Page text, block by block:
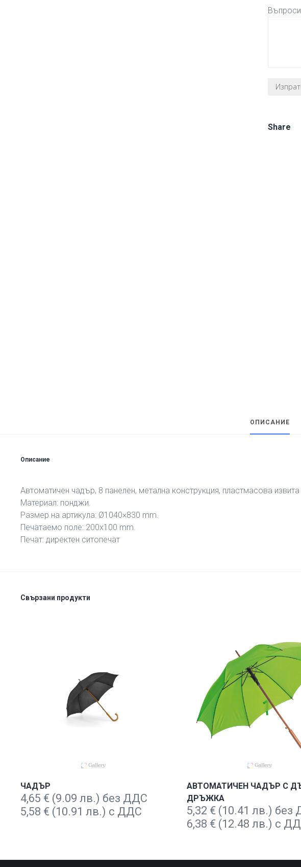
Share
ОПИСАНИЕ
Описание
Aвтоматичен чадър, 8 панелен, метална конструкция, пластмасова
Материал: понджи.
Размер на артикула: Ø1040×830 mm.
Печатаемо поле: 200х100 mm.
Печат: директен ситопечат
Свързани продукти
ЧАДЪР
4,65 € (9.09 лв.) без ДДС
5,58 € (10.91 лв.) с ДДС
АВТОМАТИЧЕН ЧАДЪР С
ДРЪЖКА
5,32 € (10.41 лв.) без
6,38 € (12.48 лв.) с